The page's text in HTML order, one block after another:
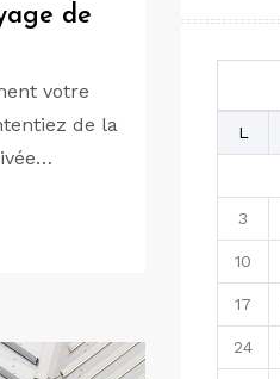
de
votre
de la
L
3
10
17
24